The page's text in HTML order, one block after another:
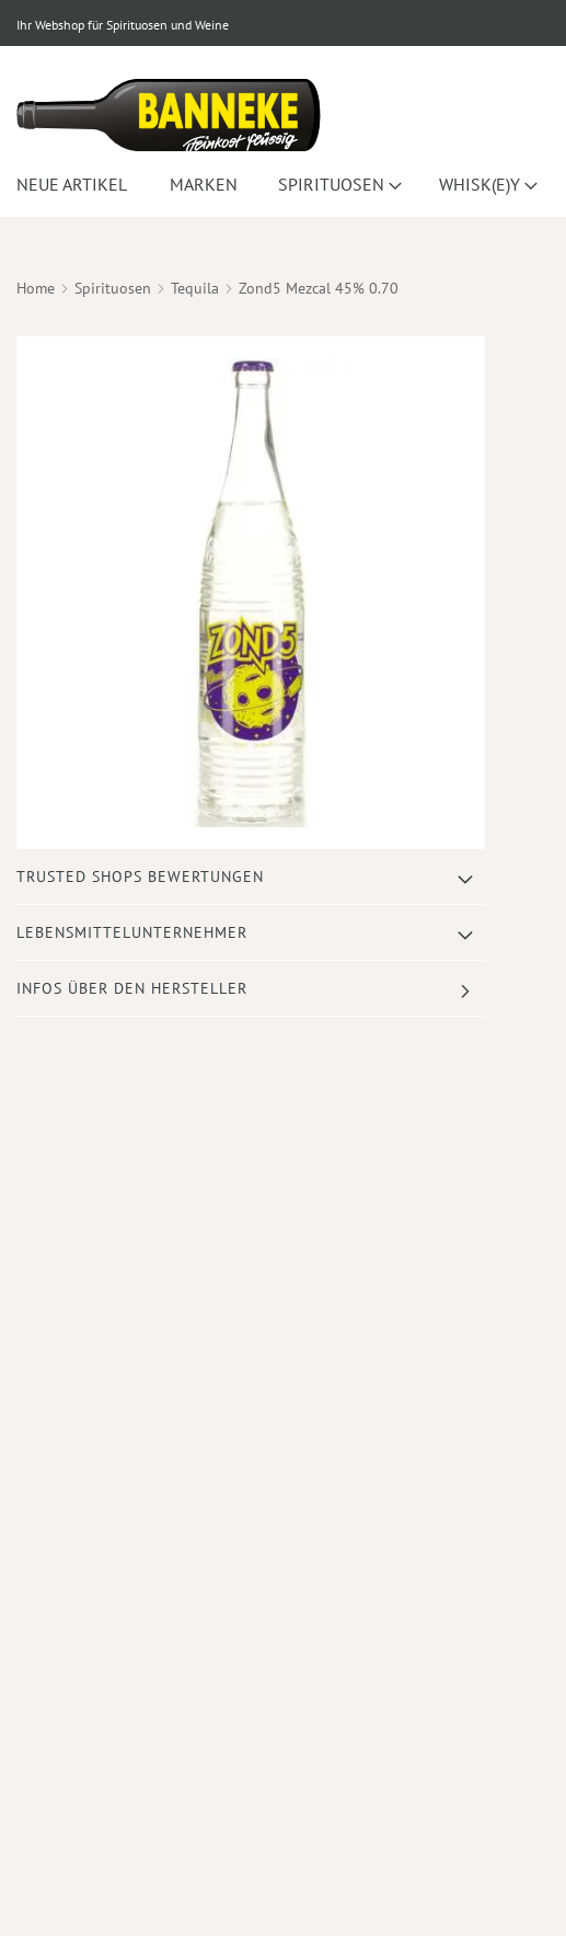
Ihr Webshop für Spirituosen und Weine
NEUE ARTIKEL MARKEN SPIRITUOSEN WHISK(E)Y
Home Spirituosen Tequila Zond5 Mezcal 45% 0.70
Anfang
Bildergalerie
TRUSTED SHOPS BEWERTUNGEN
LEBENSMITTELUNTERNEHMER
INFOS ÜBER DEN HERSTELLER